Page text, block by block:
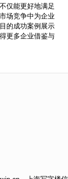
仅能更好地满足
场竞争中为企业
的成功案例展示
更多企业借鉴与